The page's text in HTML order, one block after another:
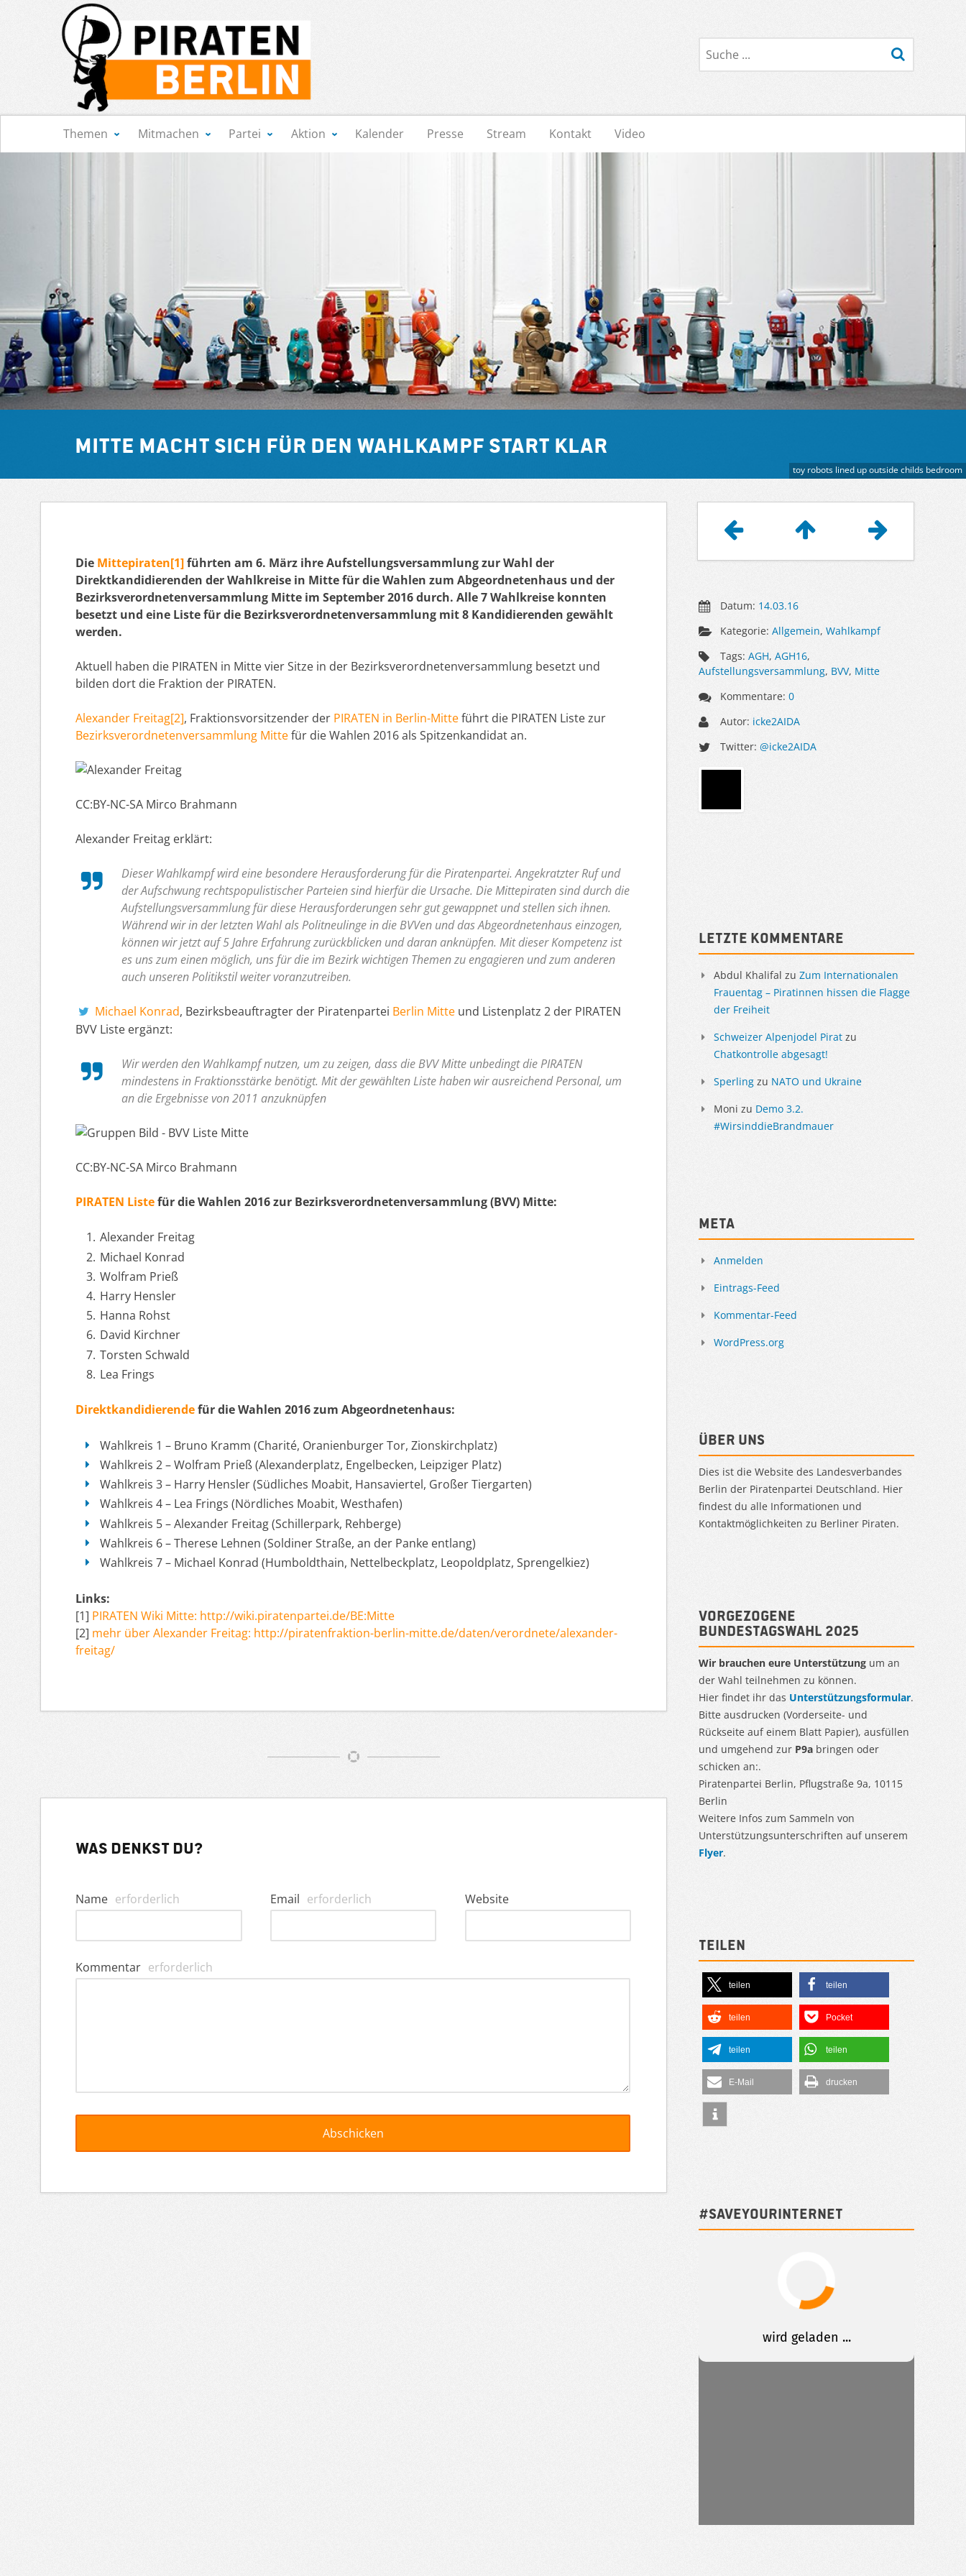
Suche
Navigation
Themen Mitmachen Partei Aktion Kalender Presse Stream Kontakt Video
toy robots lined up outside childs bedroom
Mitte macht sich für den Wahlkampf start klar
Die Mittepiraten[1]führten am 6. März ihre Aufstellungsversammlung zur Wahl der
Direktkandidierenden der Wahlkreise in Mitte für die Wahlen zum Abgeordnetenhaus und der
Bezirksverordnetenversammlung Mitte im September 2016 durch. Alle 7 Wahlkreise konnten
besetzt und eine Liste für die Bezirksverordnetenversammlung mit 8 Kandidierenden gewählt
werden.
Aktuell haben die PIRATEN in Mitte vier Sitze in der Bezirksverordnetenversammlung besetzt und
bilden dort die Fraktion der PIRATEN.
Alexander Freitag[2], Fraktionsvorsitzender der PIRATEN in Berlin-Mitteführt die PIRATEN Liste zur
Bezirksverordnetenversammlung Mittefür die Wahlen 2016 als Spitzenkandidat an.
CC:BY-NC-SA Mirco Brahmann
Alexander Freitag erklärt:
Dieser Wahlkampf wird eine besondere Herausforderung für die Piratenpartei. Angekratzter Ruf und
der Aufschwung rechtspopulistischer Parteien sind hierfür die Ursache. Die Mittepiraten sind durch die
Aufstellungsversammlung für diese Herausforderungen sehr gut gewappnet und stellen sich ihnen.
Während wir in der letzten Wahl als Politneulinge in die BVVen und das Abgeordnetenhaus einzogen,
können wir jetzt auf 5 Jahre Erfahrung zurückblicken und daran anknüpfen. Mit dieser Kompetenz ist
es uns zum einen möglich, uns für die im Bezirk wichtigen Themen zu engagieren und zum anderen
auch unseren Politikstil weiter voranzutreiben.
Michael Konrad, Bezirksbeauftragter der Piratenpartei Berlin Mitte und Listenplatz 2 der PIRATEN
BVV Liste ergänzt:
Wir werden den Wahlkampf nutzen, um zu zeigen, dass die BVV Mitte unbedingt die PIRATEN
mindestens in Fraktionsstärke benötigt. Mit der gewählten Liste haben wir ausreichend Personal, um
an die Ergebnisse von 2011 anzuknüpfen
CC:BY-NC-SA Mirco Brahmann
PIRATEN Listefür die Wahlen 2016 zur Bezirksverordnetenversammlung (BVV) Mitte:
Alexander Freitag
Michael Konrad
Wolfram Prieß
Harry Hensler
Hanna Rohst
David Kirchner
Torsten Schwald
Lea Frings
Direktkandidierendefür die Wahlen 2016 zum Abgeordnetenhaus:
Wahlkreis 1 – Bruno Kramm (Charité, Oranienburger Tor, Zionskirchplatz)
Wahlkreis 2 – Wolfram Prieß (Alexanderplatz, Engelbecken, Leipziger Platz)
Wahlkreis 3 – Harry Hensler (Südliches Moabit, Hansaviertel, Großer Tiergarten)
Wahlkreis 4 – Lea Frings (Nördliches Moabit, Westhafen)
Wahlkreis 5 – Alexander Freitag (Schillerpark, Rehberge)
Wahlkreis 6 – Therese Lehnen (Soldiner Straße, an der Panke entlang)
Wahlkreis 7 – Michael Konrad (Humboldthain, Nettelbeckplatz, Leopoldplatz, Sprengelkiez)
Links:
[1] PIRATEN Wiki Mitte: http://wiki.piratenpartei.de/BE:Mitte
[2] mehr über Alexander Freitag: http://piratenfraktion-berlin-mitte.de/daten/verordnete/alexander-
freitag/
Was denkst du?
Name erforderlich Email erforderlich Website
Kommentar erforderlich
Datum: 14.03.16
Kategorie:Allgemein,Wahlkampf
Tags: AGH,AGH16,
Aufstellungsversammlung, BVV, Mitte
Kommentare:0
Autor: icke2AIDA
Twitter:@icke2AIDA
Letzte Kommentare
Abdul Khalifal zu Zum Internationalen
Frauentag – Piratinnen hissen die Flagge
der Freiheit
Schweizer Alpenjodel Pirat zu
Chatkontrolle abgesagt!
Sperling zu NATO und Ukraine
Moni zu Demo 3.2.
#WirsinddieBrandmauer
Meta
Anmelden
Eintrags-Feed
Kommentar-Feed
WordPress.org
Über uns
Dies ist die Website des Landesverbandes
Berlin der Piratenpartei Deutschland. Hier
findest du alle Informationen und
Kontaktmöglichkeiten zu Berliner Piraten.
Vorgezogene
Bundestagswahl 2025
Wir brauchen eure Unterstützung um an
der Wahl teilnehmen zu können.
Hier findet ihr das Unterstützungsformular.
Bitte ausdrucken (Vorderseite- und
Rückseite auf einem Blatt Papier), ausfüllen
und umgehend zur P9a bringen oder
schicken an:.
Piratenpartei Berlin, Pflugstraße 9a, 10115
Berlin
Weitere Infos zum Sammeln von
Unterstützungsunterschriften auf unserem
Flyer.
Teilen
teilen teilen
teilen Pocket
teilen teilen
E-Mail drucken
#SAVEYOURINTERNET